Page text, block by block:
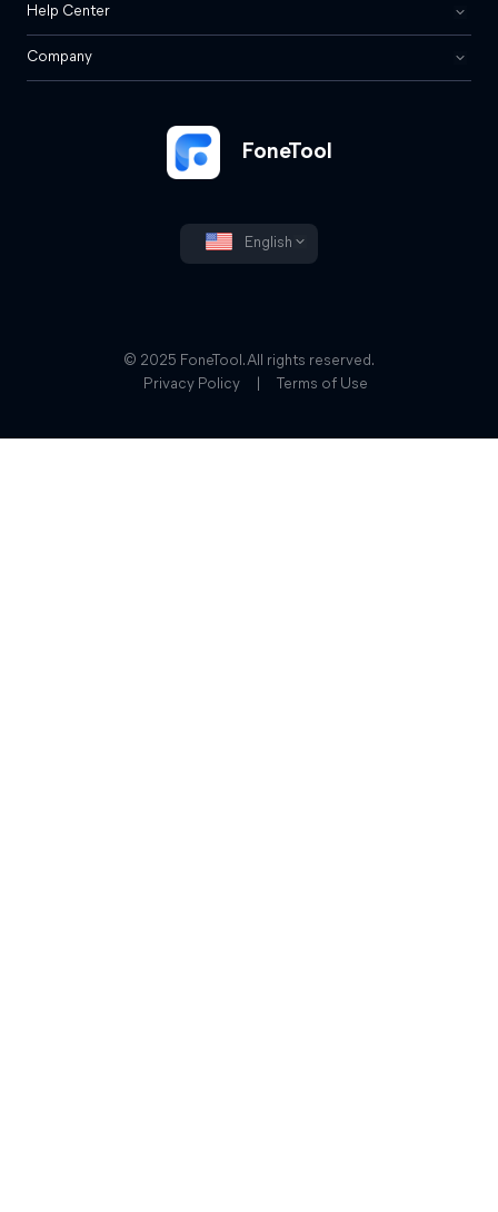
FoneTool
English
Help Center
Company
© 2025 FoneTool. All rights reserved.
Privacy Policy
Terms of Use